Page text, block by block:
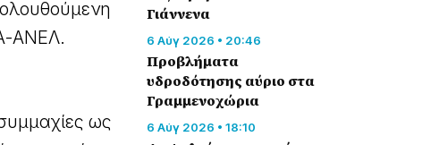
ΑΝΕΛ.
ως
Γιάννενα
6 Αύγ 2026 • 20:46
Προβλήματα
υδροδότησης αύριο στα
Γραμμενοχώρια
6 Αύγ 2026 • 18:10